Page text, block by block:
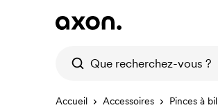
Accueil Accessoires Pinces à